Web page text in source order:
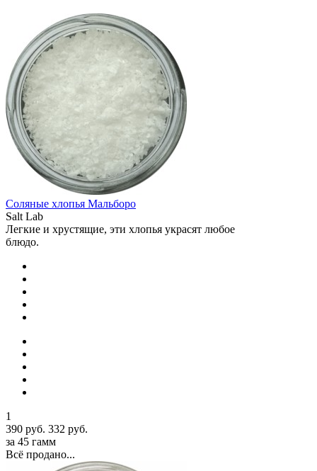
Соляные хлопья Мальборо
Salt Lab
Легкие и хрустящие, эти хлопья украсят любое
блюдо.
1
390 руб. 332 руб.
за 45 гамм
Всё продано...